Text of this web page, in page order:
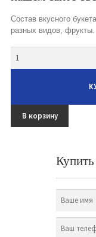
Букет учителю
Съедобные
Состав вкусного
разных видов, фрукты.
В корзину